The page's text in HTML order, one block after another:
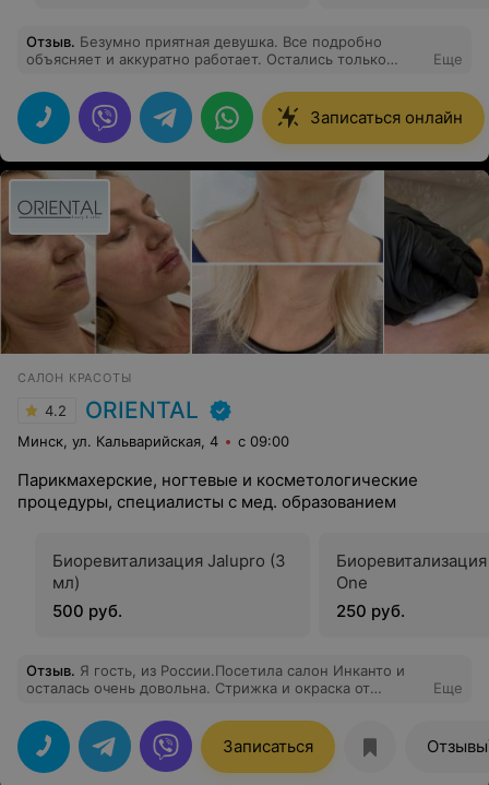
Отзыв. Безумно приятная девушка. Все подробно
объясняет и аккуратно работает. Остались только
Еще
Записаться онлайн
САЛОН КРАСОТЫ
4.2 ORIENTAL
Минск, ул. Кальварийская, 4 с 09:00
Парикмахерские, ногтевые и косметологические
процедуры, специалисты с мед. образованием
Биоревитализация Jalupro (3
мл)
500 руб.
One
250 руб.
Отзыв. Я гость, из России.Посетила салон Инканто и
осталась очень довольна. Стрижка и окраска от
Божественно ! спасибо вам,девочки! Атмосфера в
салоне приятная,спокойная, все девочки
-красавицы,как на подбор процветания и стабильности
салону!
Еще
Записаться Отзывы